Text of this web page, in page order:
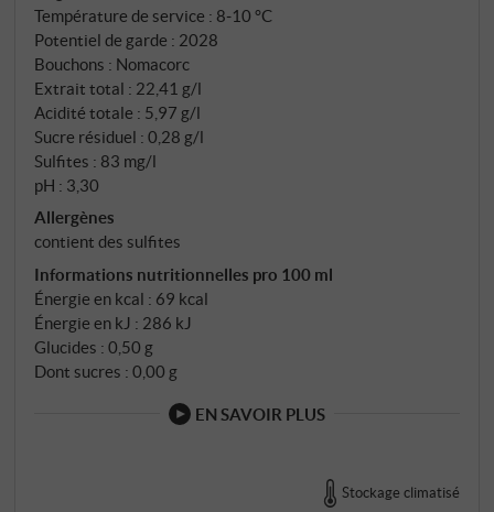
Température de service : 8‑10 °C
Potentiel de garde : 2028
Bouchons : Nomacorc
Extrait total : 22,41 g/l
Acidité totale : 5,97 g/l
Sucre résiduel : 0,28 g/l
Sulfites : 83 mg/l
pH : 3,30
Allergènes
contient des sulfites
Informations nutritionnelles pro 100 ml
Énergie en kcal : 69 kcal
Énergie en kJ : 286 kJ
Glucides : 0,50 g
Dont sucres : 0,00 g
EN SAVOIR PLUS
Stockage climatisé